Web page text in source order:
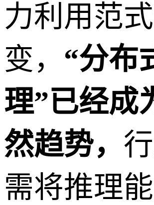
力利用范
变， “分布
理”已经成
然趋势，
需将推理